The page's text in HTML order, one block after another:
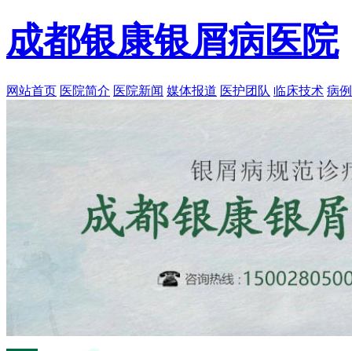
成都银康银屑病医院
网站首页 医院简介 医院新闻 媒体报道 医护团队 临床技术 病